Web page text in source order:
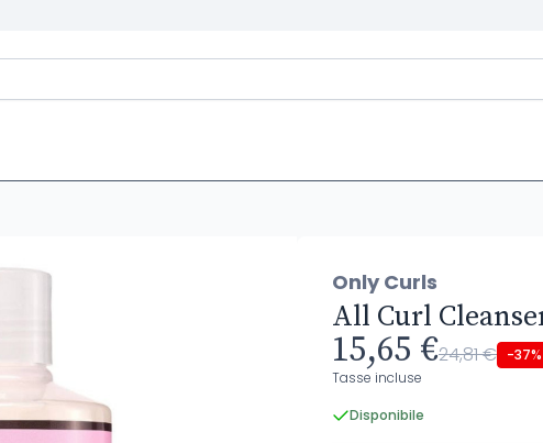
Only Curls
All Curl
15,65 €24,81 € -37%
Tasse incluse
Disponibile